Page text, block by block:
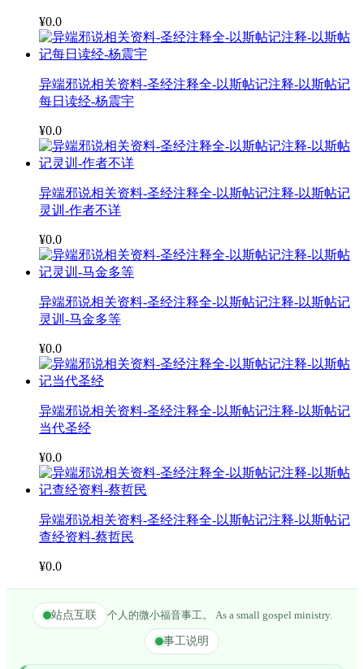
¥0.0
异端邪说相关资料-圣经注释全-以斯帖记注释-以斯帖记
每日读经-杨震宇
¥0.0
异端邪说相关资料-圣经注释全-以斯帖记注释-以斯帖记
灵训-作者不详
¥0.0
异端邪说相关资料-圣经注释全-以斯帖记注释-以斯帖记
灵训-马金多等
¥0.0
异端邪说相关资料-圣经注释全-以斯帖记注释-以斯帖记
当代圣经
¥0.0
异端邪说相关资料-圣经注释全-以斯帖记注释-以斯帖记
查经资料-蔡哲民
¥0.0
站点互联 个人的微小福音事工。 As a small gospel ministry.
事工说明